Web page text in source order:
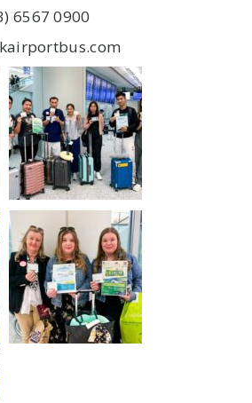
6567 0900